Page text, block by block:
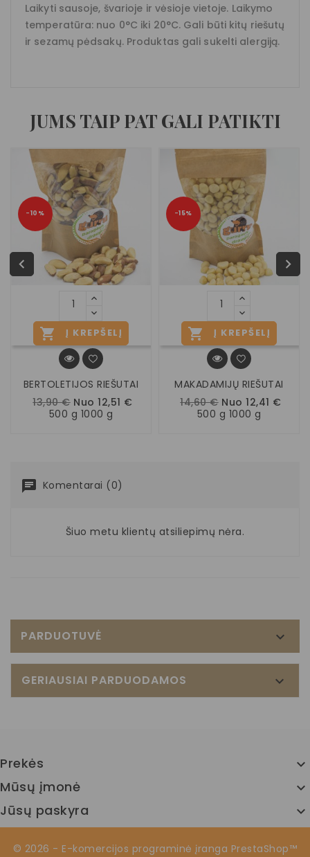
Laikyti sausoje, švarioje ir vėsioje vietoje. Laikymo
temperatūra: nuo 0°C iki 20°C. Gali būti kitų riešutų
ir sezamų pėdsakų. Produktas gali sukelti alergiją.
JUMS TAIP PAT GALI PATIKTI
−10%
 Į KREPŠELĮ
BERTOLETIJOS RIEŠUTAI
13,90 € Nuo 12,51 €
500 g 1000 g
−15%
 Į KREPŠELĮ
MAKADAMIJŲ RIEŠUTAI
14,60 € Nuo 12,41 €
500 g 1000 g
Komentarai (0)
Šiuo metu klientų atsiliepimų nėra.
PARDUOTUVĖ 
GERIAUSIAI PARDUODAMOS 
Prekės 
Mūsų įmonė 
Jūsų paskyra 
© 2026 - E-komercijos programinė įranga PrestaShop™